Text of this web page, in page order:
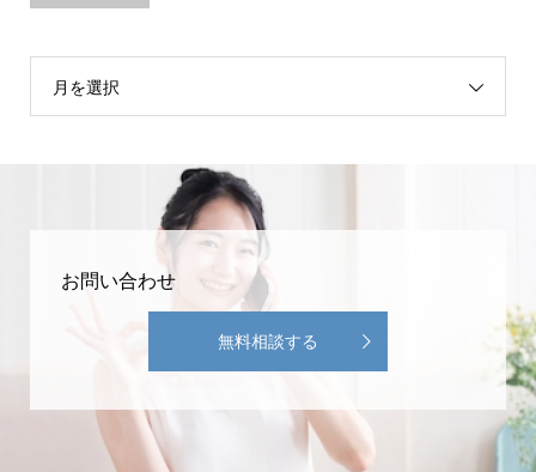
月を選択
お問い合わせ
無料相談する